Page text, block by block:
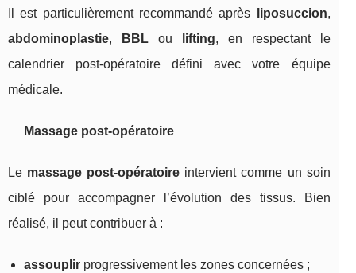
Il est particulièrement recommandé après liposuccion,
abdominoplastie, BBLou lifting, en respectant le
calendrier post-opératoire défini avec votre équipe
médicale.
Massage post-opératoire
Le massage post-opératoire intervient comme un soin
ciblé pour accompagner l’évolution des tissus. Bien
réalisé, il peut contribuer à :
assouplir progressivement les zones concernées ;